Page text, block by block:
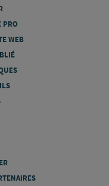
PRO
WEB